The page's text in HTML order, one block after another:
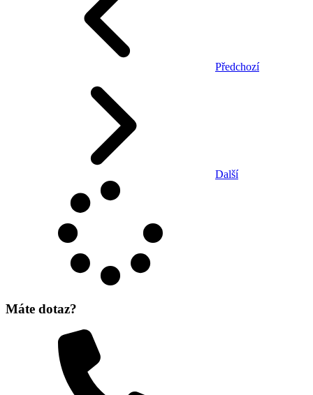
Předchozí
Další
Máte dotaz?